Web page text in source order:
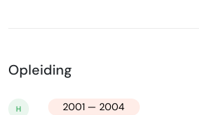
Opleiding
H 2001 — 2004